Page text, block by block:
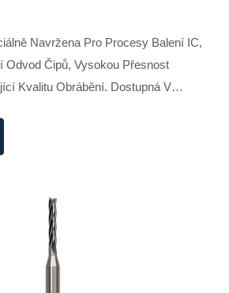
Navržena Pro Procesy Balení IC,
Odvod Čipů, Vysokou Přesnost
Kvalitu Obrábění. Dostupná V